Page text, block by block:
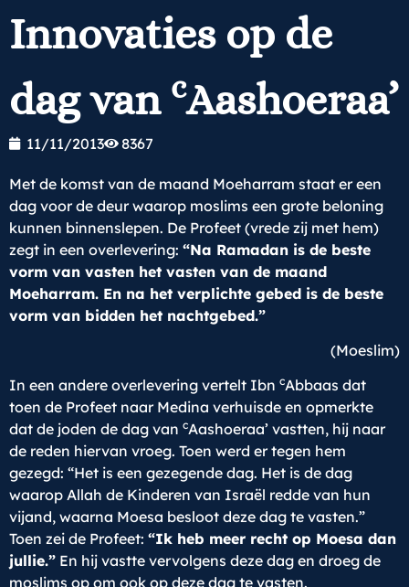
Innovaties op de
dag van cAashoeraa’
11/11/2013 8367
Met de komst van de maand Moeharram staat er een
dag voor de deur waarop moslims een grote beloning
kunnen binnenslepen. De Profeet (vrede zij met hem)
zegt in een overlevering: “Na Ramadan is de beste
vorm van vasten het vasten van de maand
Moeharram. En na het verplichte gebed is de beste
vorm van bidden het nachtgebed.”
(Moeslim)
In een andere overlevering vertelt Ibn cAbbaas dat
toen de Profeet naar Medina verhuisde en opmerkte
dat de joden de dag van cAashoeraa’ vastten, hij naar
de reden hiervan vroeg. Toen werd er tegen hem
gezegd: “Het is een gezegende dag. Het is de dag
waarop Allah de Kinderen van Israël redde van hun
vijand, waarna Moesa besloot deze dag te vasten.”
Toen zei de Profeet: “Ik heb meer recht op Moesa dan
jullie.” En hij vastte vervolgens deze dag en droeg de
moslims op om ook op deze dag te vasten.